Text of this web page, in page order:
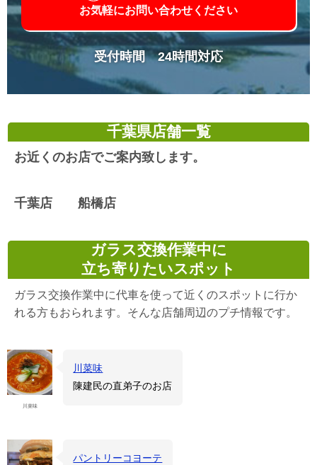
お気軽にお問い合わせください
受付時間 24時間対応
千葉県店舗一覧
お近くのお店でご案内致します。
千葉店 船橋店
ガラス交換作業中に
立ち寄りたいスポット
ガラス交換作業中に代車を使って近くのスポットに行か
れる方もおられます。そんな店舗周辺のプチ情報です。
川菜味
川菜味
陳建民の直弟子のお店
パントリーコヨーテ